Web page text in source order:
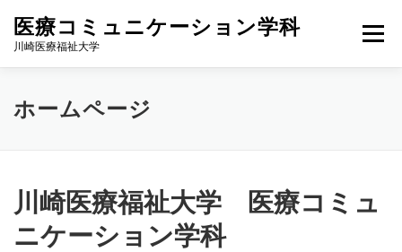
医療コミュニケーション学科
川崎医療福祉大学
メニュー
医療コミュニケーション学科 紹介動画
就職について（医療秘書学科実績）
ホームページ
川崎医療福祉大学 医療コミュ
ニケーション学科